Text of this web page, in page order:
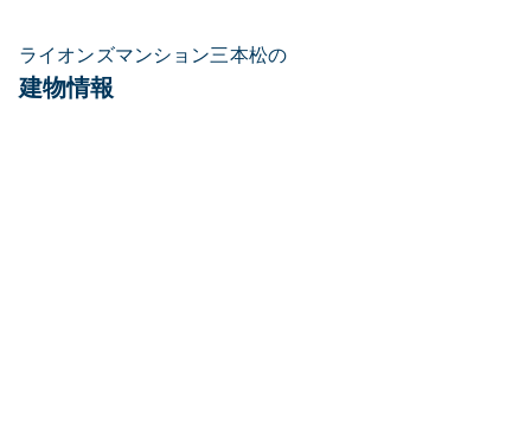
ライオンズマンション三本松の
建物情報